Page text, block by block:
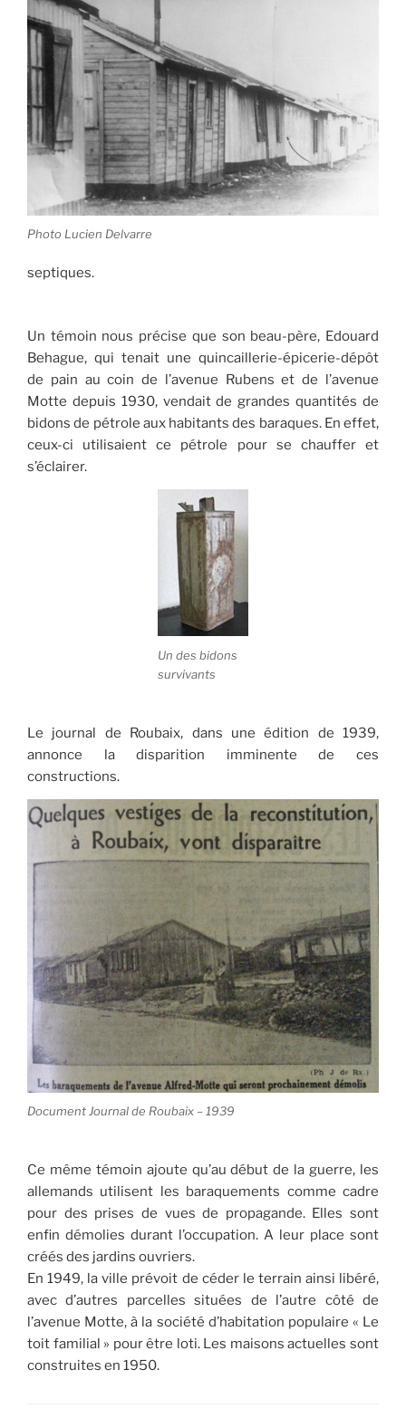
Photo Lucien Delvarre
septiques.
Un témoin nous précise que son beau-père, Edouard
Behague, qui tenait une quincaillerie-épicerie-dépôt
de pain au coin de l’avenue Rubens et de l’avenue
Motte depuis 1930, vendait de grandes quantités de
bidons de pétrole aux habitants des baraques. En effet,
ceux-ci utilisaient ce pétrole pour se chauffer et
s’éclairer.
Un des bidons
survivants
Le journal de Roubaix, dans une édition de 1939,
annonce la disparition imminente de ces
constructions.
Document Journal de Roubaix – 1939
Ce même témoin ajoute qu’au début de la guerre, les
allemands utilisent les baraquements comme cadre
pour des prises de vues de propagande. Elles sont
enfin démolies durant l’occupation. A leur place sont
créés des jardins ouvriers.
En 1949, la ville prévoit de céder le terrain ainsi libéré,
avec d’autres parcelles situées de l’autre côté de
l’avenue Motte, à la société d’habitation populaire « Le
toit familial » pour être loti. Les maisons actuelles sont
construites en 1950.